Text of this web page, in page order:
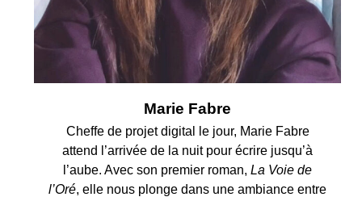
Marie Fabre
Cheffe de projet digital le jour, Marie Fabre
attend l’arrivée de la nuit pour écrire jusqu’à
l’aube. Avec son premier roman, La Voie de
l’Oré, elle nous plonge dans une ambiance entre